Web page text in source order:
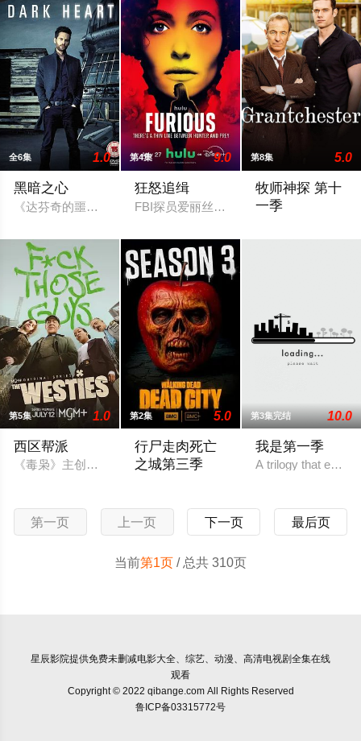
全6集 1.0
黑暗之心
《达芬奇的噩梦》男主Tom Riley主演的新剧#黑色之心##Dark
第4集 9.0
狂怒追缉
FBI探员爱丽丝·布莱克（埃米·罗森 饰）
第8集 5.0
牧师神探 第十
一季
第5集 1.0
西区帮派
《毒枭》主创克里斯·布兰卡托正在开发一部类似《浴血黑帮》
第2集 5.0
行尸走肉死亡
之城第三季
第3集完结 10.0
我是第一季
A trilogy that
第一页 上一页 下一页 最后页
当前第1页 / 总共 310页
星辰影院提供免费未删减电影大全、综艺、动漫、高清电视剧全集在线
观看
Copyright © 2022 qibange.com All Rights Reserved
鲁ICP备03315772号